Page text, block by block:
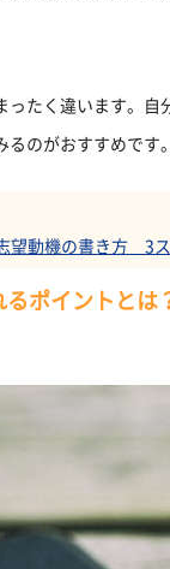
ったく違います。
のがおすすめです。
望動機の書き方 3
ポイントとは